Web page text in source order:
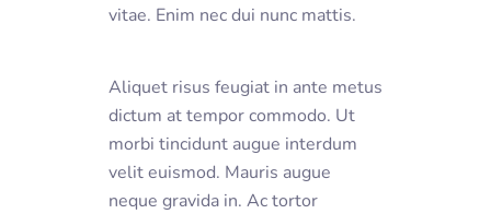
vitae. Enim nec dui nunc mattis.
Aliquet risus feugiat in ante metus
dictum at tempor commodo. Ut
morbi tincidunt augue interdum
velit euismod. Mauris augue
neque gravida in. Ac tortor